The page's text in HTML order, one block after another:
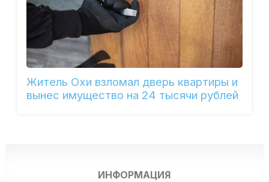
Житель Охи взломал дверь квартиры и
вынес имущество на 24 тысячи рублей
ИНФОРМАЦИЯ